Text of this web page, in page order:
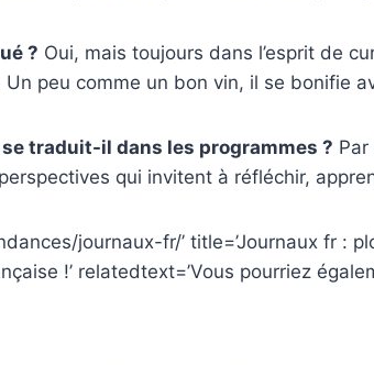
? Oui, mais toujours dans l’esprit de
peu comme un bon vin, il se bonifie
traduit-il dans les programmes ?
qui invitent à réfléchir,
journaux-fr/’ title=’Journaux fr :
!’ relatedtext=’Vous pourriez